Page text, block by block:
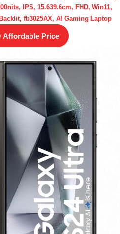
IPS, 15.639.6cm, FHD, Win11,
fb3025AX, AI Gaming Laptop
Affordable Price